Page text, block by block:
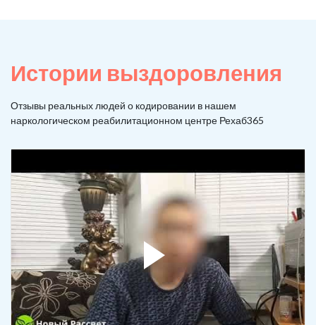
Истории выздоровления
Отзывы реальных людей о кодировании в нашем
наркологическом реабилитационном центре Рехаб365